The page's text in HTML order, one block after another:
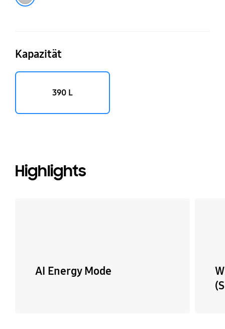
Kapazität
390 L
Highlights
AI Energy Mode